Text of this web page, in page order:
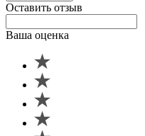
Оставить отзыв
Ваша оценка